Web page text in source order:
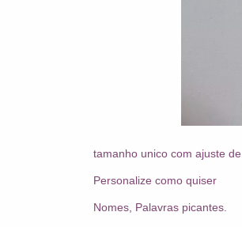
tamanho unico com ajuste de
Personalize como quiser
Nomes, Palavras picantes.